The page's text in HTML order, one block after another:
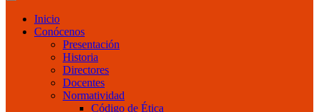
Inicio
Conócenos
Presentación
Historia
Directores
Docentes
Normatividad
Código de Ética